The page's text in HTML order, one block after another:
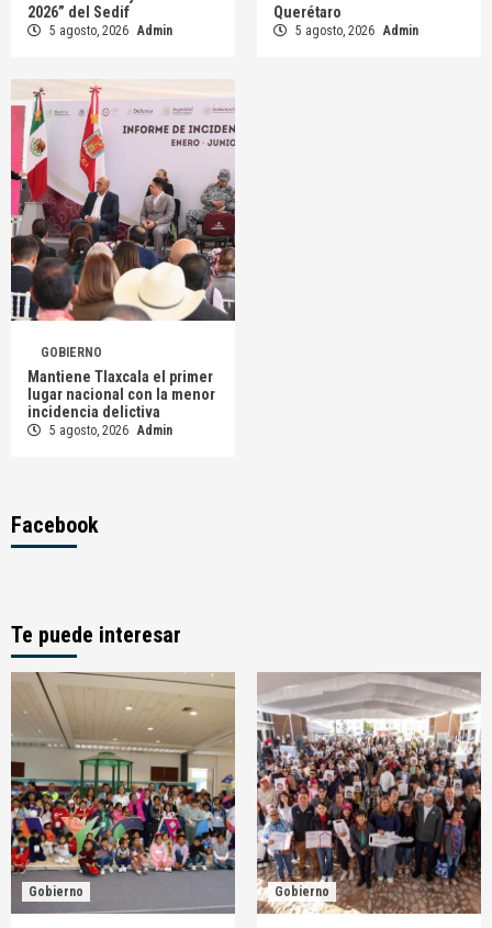
2026” del Sedif
5 agosto, 2026 Admin
Querétaro
5 agosto, 2026 Admin
GOBIERNO
Mantiene Tlaxcala el primer
lugar nacional con la menor
incidencia delictiva
5 agosto, 2026 Admin
Facebook
Te puede interesar
Gobierno Gobierno